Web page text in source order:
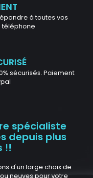
à toutes vos
téléphone
sécurisés. Paiement
spécialiste
depuis plus
!!
d'un large choix de
neuves pour votre